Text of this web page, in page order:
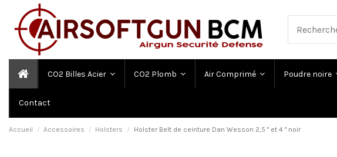
CO2 Billes Acier CO2 Plomb Air Comprimé Poudre noire
Contact
Accueil Accessoires Holsters Holster Belt de ceinture Dan Wesson 2,5 " et 4 " noir